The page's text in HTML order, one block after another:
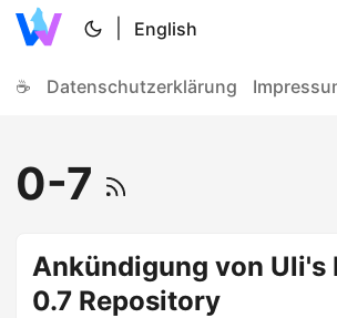
English
☕ Datenschutzerklärung
0-7
Ankündigung von Uli's
0.7 Repository